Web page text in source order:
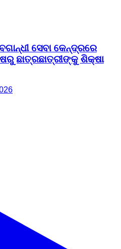
ସେବା କେନ୍ଦ୍ରରେ
ଛାତ୍ରଛାତ୍ରୀଙ୍କୁ ଶିକ୍ଷା